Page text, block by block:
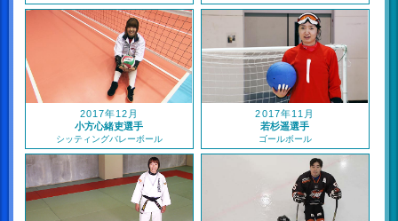
2017年12月
小方心緒吏選手
シッティングバレーボール
2017年11月
若杉遥選手
ゴールボール